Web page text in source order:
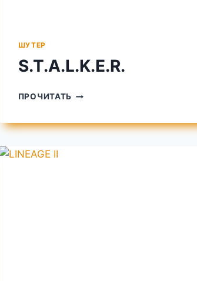
ШУТЕР
S.T.A.L.K.E.R.
ПРОЧИТАТЬ S.T.A.L.K.E.R.